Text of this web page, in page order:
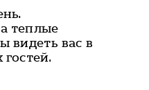
теплые
видеть вас в